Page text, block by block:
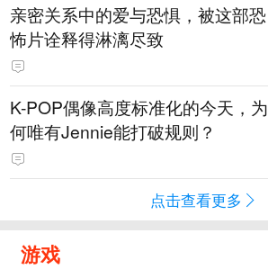
亲密关系中的爱与恐惧，被这部恐
怖片诠释得淋漓尽致
K-POP偶像高度标准化的今天，为
何唯有Jennie能打破规则？
点击查看更多
游戏